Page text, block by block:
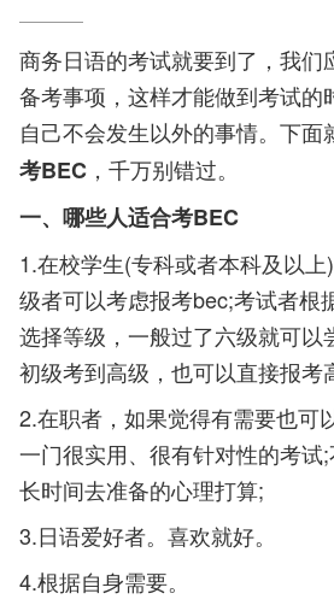
商务日语的考试就要到了，我们
备考事项，这样才能做到考试的
自己不会发生以外的事情。下面
考BEC ，千万别错过。
一、哪些人适合考BEC
1.在校学生(专科或者本科及以
级者可以考虑报考bec;考试者根
选择等级，一般过了六级就可以
初级考到高级，也可以直接报考
2.在职者，如果觉得有需要也可
一门很实用、很有针对性的考试
长时间去准备的心理打算;
3.日语爱好者。喜欢就好。
4.根据自身需要。